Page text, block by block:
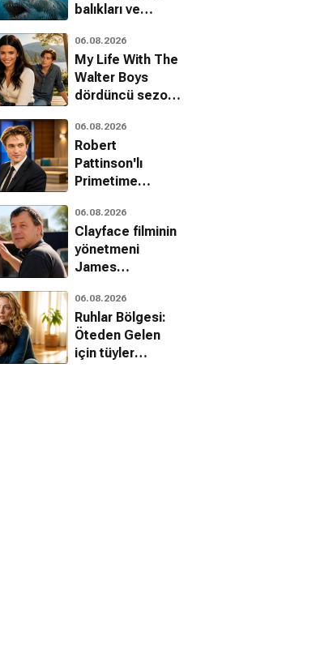
balıkları ve
kartelleri karşı
karşıya
06.08.2026
My Life With The
Walter Boys
dördüncü sezon
06.08.2026
Robert
Pattinson'lı
Primetime
fragman geldi
06.08.2026
Clayface filminin
yönetmeni
James
Raimi itirafı
06.08.2026
Ruhlar Bölgesi:
Öteden Gelen
için tüyler